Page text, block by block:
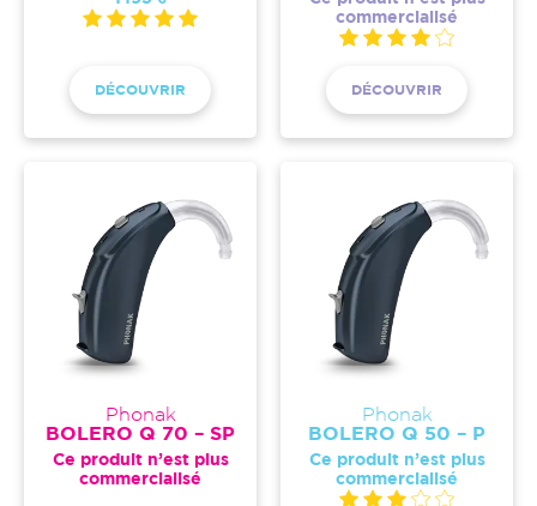
DÉCOUVRIR
commercialisé
DÉCOUVRIR
Phonak
BOLERO Q 70 – SP
Ce produit n’est plus
commercialisé
Phonak
BOLERO Q 50 – P
Ce produit n’est plus
commercialisé